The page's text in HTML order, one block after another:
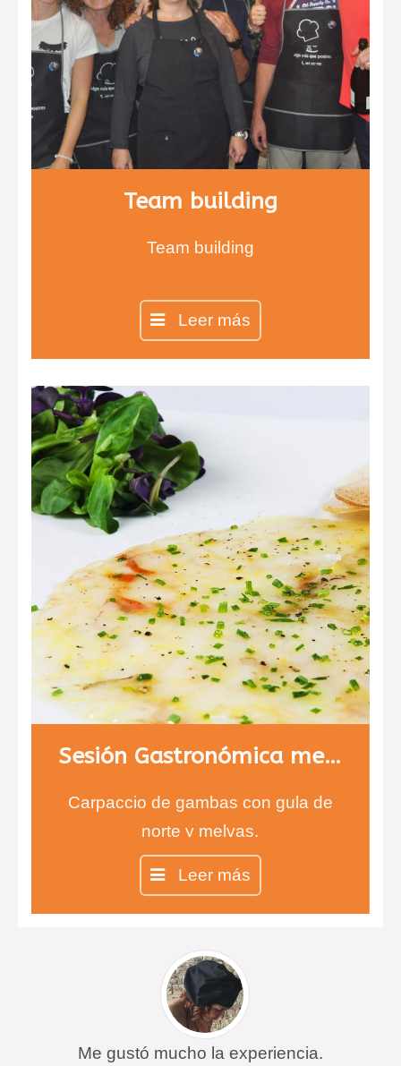
Team building
Team building
Leer más
Sesión Gastronómica menú 1
Carpaccio de gambas con gula de
norte y melvas.
Entrecot con salsa de queso
infusionada con tomillo y risotto de
ceps.
Chesse cake en copa
Leer más
Me gustó mucho la experiencia.